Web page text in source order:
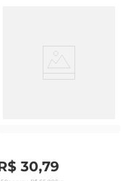
elaboradas, como
antes de grelhar. O
30,79